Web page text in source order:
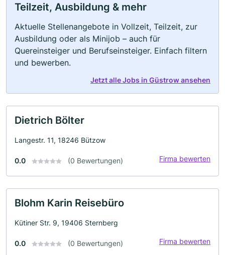
Teilzeit, Ausbildung & mehr
Aktuelle Stellenangebote in Vollzeit, Teilzeit, zur
Ausbildung oder als Minijob – auch für
Quereinsteiger und Berufseinsteiger. Einfach filtern
und bewerben.
Jetzt alle Jobs in Güstrow ansehen
Dietrich Bölter
Langestr. 11, 18246 Bützow
0.0 (0 Bewertungen) Firma bewerten
Blohm Karin Reisebüro
Kütiner Str. 9, 19406 Sternberg
0.0 (0 Bewertungen) Firma bewerten